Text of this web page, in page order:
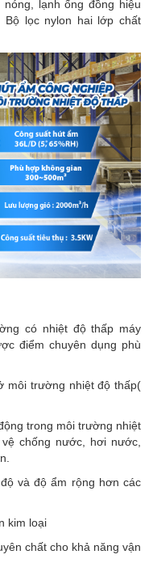
lạnh ống đồng hiệu
lọc nylon hai lớp chất
có nhiệt độ thấp máy
điểm chuyên dụng phù
môi trường nhiệt độ thấp(
trong môi trường nhiệt
chống nước, hơi nước,
và độ ẩm rộng hơn các
kim loại
chất cho khả năng vận